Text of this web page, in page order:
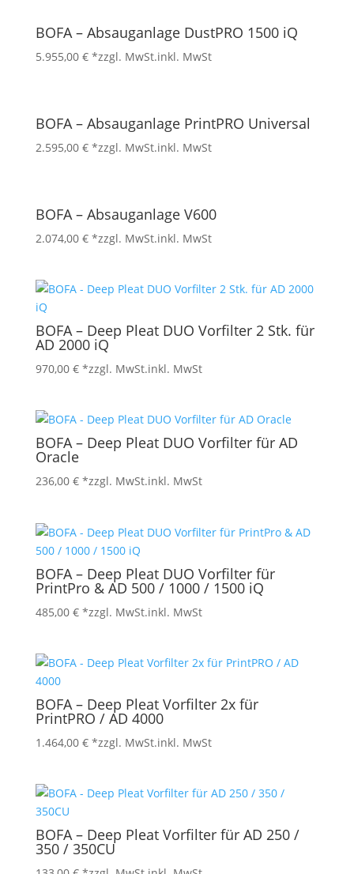
BOFA – Absauganlage DustPRO 1500 iQ
5.955,00 € *zzgl. MwSt.inkl. MwSt
BOFA – Absauganlage PrintPRO Universal
2.595,00 € *zzgl. MwSt.inkl. MwSt
BOFA – Absauganlage V600
2.074,00 € *zzgl. MwSt.inkl. MwSt
BOFA – Deep Pleat DUO Vorfilter 2 Stk. für
AD 2000 iQ
970,00 € *zzgl. MwSt.inkl. MwSt
BOFA – Deep Pleat DUO Vorfilter für AD
Oracle
236,00 € *zzgl. MwSt.inkl. MwSt
BOFA – Deep Pleat DUO Vorfilter für
PrintPro & AD 500 / 1000 / 1500 iQ
485,00 € *zzgl. MwSt.inkl. MwSt
BOFA – Deep Pleat Vorfilter 2x für
PrintPRO / AD 4000
1.464,00 € *zzgl. MwSt.inkl. MwSt
BOFA – Deep Pleat Vorfilter für AD 250 /
350 / 350CU